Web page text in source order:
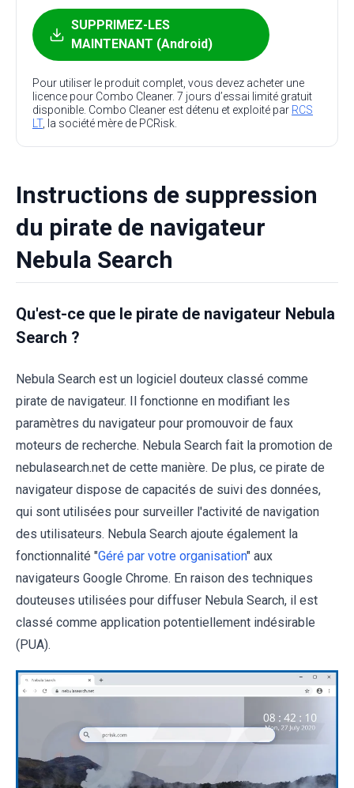
SUPPRIMEZ-LES
MAINTENANT (Android)
Pour utiliser le produit complet, vous devez acheter une
licence pour Combo Cleaner. 7 jours d’essai limité gratuit
disponible. Combo Cleaner est détenu et exploité par RCS
LT, la société mère de PCRisk.
Instructions de suppression
du pirate de navigateur
Nebula Search
Qu'est-ce que le pirate de navigateur Nebula
Search ?
Nebula Search est un logiciel douteux classé comme
pirate de navigateur. Il fonctionne en modifiant les
paramètres du navigateur pour promouvoir de faux
moteurs de recherche. Nebula Search fait la promotion de
nebulasearch.net de cette manière. De plus, ce pirate de
navigateur dispose de capacités de suivi des données,
qui sont utilisées pour surveiller l'activité de navigation
des utilisateurs. Nebula Search ajoute également la
fonctionnalité "Géré par votre organisation" aux
navigateurs Google Chrome. En raison des techniques
douteuses utilisées pour diffuser Nebula Search, il est
classé comme application potentiellement indésirable
(PUA).